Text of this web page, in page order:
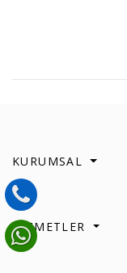
KURUMSAL
HİZMETLER